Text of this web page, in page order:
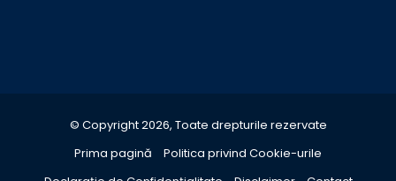
© Copyright 2026, Toate drepturile rezervate
Prima pagină
Politica privind Cookie-urile